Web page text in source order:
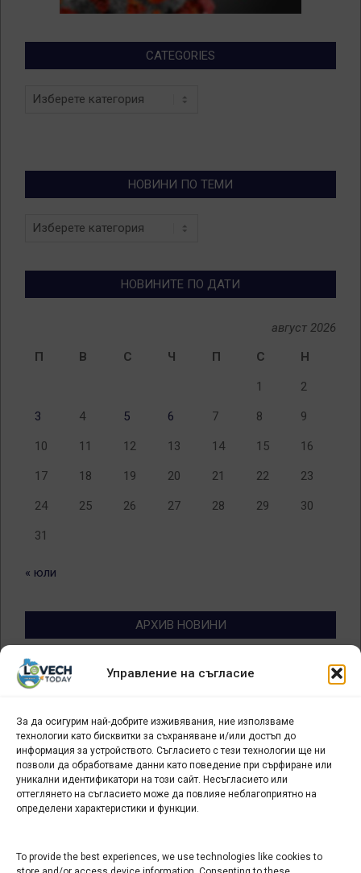
Управление на съгласие
За да осигурим най-добрите изживявания, ние използваме
технологии като бисквитки за съхраняване и/или достъп до
информация за устройството. Съгласието с тези технологии ще ни
позволи да обработваме данни като поведение при сърфиране или
уникални идентификатори на този сайт. Несъгласието или
оттеглянето на съгласието може да повлияе неблагоприятно на
определени характеристики и функции.
To provide the best experiences, we use technologies like cookies to
CATEGORIES
Categories
НОВИНИ ПО ТЕМИ
Новини
НОВИНИТЕ ПО ДАТИ
август 2026
П
В С Ч П С Н
1 2
3 4 5 6 7 8 9
10 11 12 13 14 15 16
17 18 19 20 21 22 23
24 25 26 27 28 29 30
31
« юли
АРХИВ НОВИНИ
Архив
новини
БИЗНЕС
Арт галерия "Мостове" – магазин за изкуство
СЕВЕРОЗАПАДА ИНФОРМАЦИОНЕН БИЗНЕС
ТУРИСТИЧЕСКИ КЛЪСТЕР
ИНСТИТУЦИИ В ЛОВЕЧ